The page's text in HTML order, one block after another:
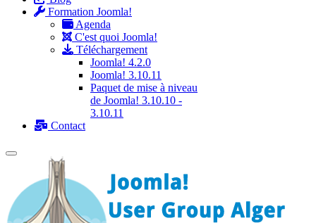
Formation Joomla!
Agenda
C'est quoi Joomla!
Téléchargement
Joomla! 4.2.0
Joomla! 3.10.11
Paquet de mise à niveau
de Joomla! 3.10.10 -
3.10.11
Contact